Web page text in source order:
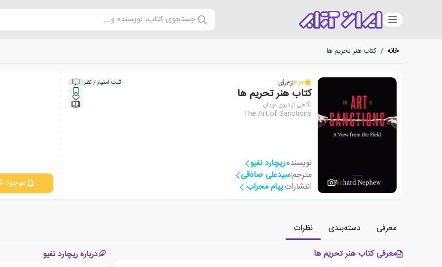
دسته‌بندی جستجوی کتاب، نویسنده و...
خانه / کتاب هنر تحریم ها
1
4.17از3رأی ثبت امتیاز / نظر
کتاب هنر تحریم ها
نگاهی از درون میدان
The Art of Sanctions
نویسنده:ریچارد نفیو
مترجم:سیدعلی صادقی
انتشارات:پیام محراب موجود
معرفی دسته‌بندی
نظرات
معرفی کتاب هنر تحریم ها
درباره ریچارد نفیو